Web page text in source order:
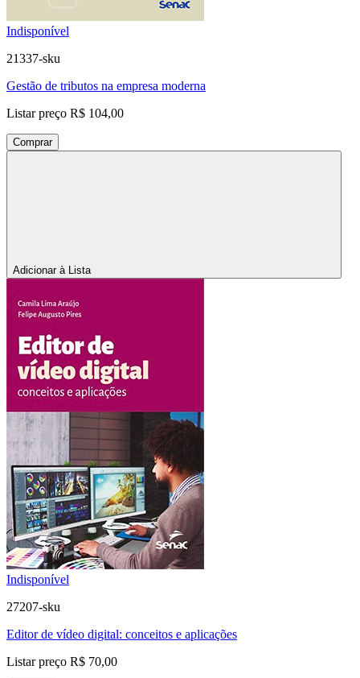
Indisponível
21337-sku
Gestão de tributos na empresa moderna
Listar preço R$ 104,00
Comprar
Adicionar à Lista
Indisponível
27207-sku
Editor de vídeo digital: conceitos e aplicações
Listar preço R$ 70,00